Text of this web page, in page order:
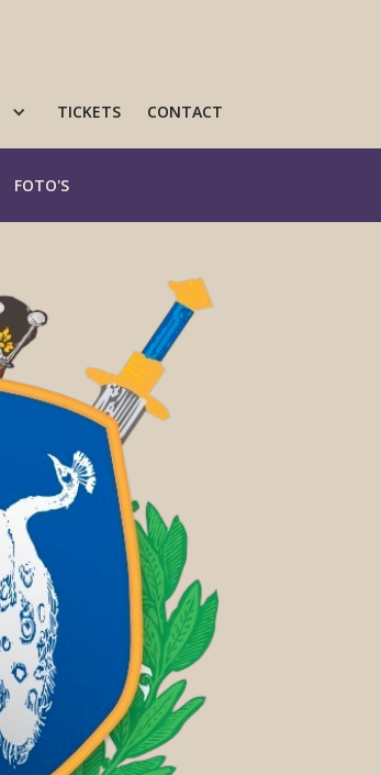
TICKETS CONTACT
FOTO'S